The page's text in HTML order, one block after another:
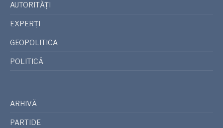
AUTORITĂȚI
EXPERȚI
GEOPOLITICA
POLITICĂ
ARHIVĂ
PARTIDE